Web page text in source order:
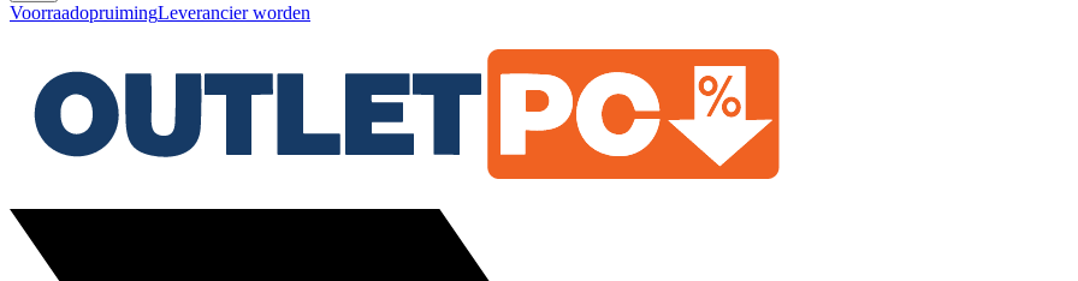
VoorraadopruimingLeverancier worden